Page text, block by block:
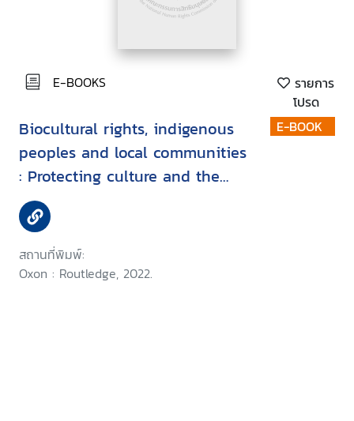
E-BOOKS
รายการ
โปรด
Biocultural rights, indigenous
peoples and local communities
: Protecting culture and the
environment
สถานที่พิมพ์:
Oxon : Routledge, 2022.
E-BOOK